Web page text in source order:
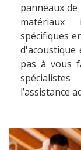
panneaux de
matériaux
spécifiques
d'acoustique
pas à vous
l’assistance